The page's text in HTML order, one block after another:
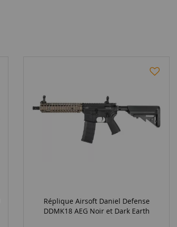
Réplique Airsoft Daniel Defense
DDMK18 AEG Noir et Dark Earth